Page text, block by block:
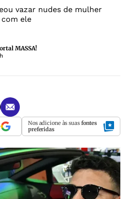
vazar nudes de mulher
ele
MASSA!
Nos adicione às suas fontes
preferidas